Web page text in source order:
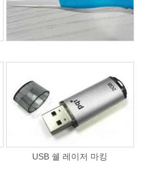
USB 쉘 레이저 마킹